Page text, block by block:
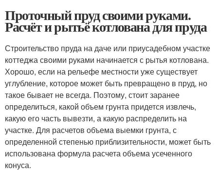
Проточный пруд своими руками.
Расчёт и рытьё котлована для пруда
Строительство пруда на даче или приусадебном участке
коттеджа своими руками начинается с рытья котлована.
Хорошо, если на рельефе местности уже существует
углубление, которое может быть превращено в пруд, но
такое бывает не всегда. Поэтому, стоит заранее
определиться, какой объем грунта придется извлечь,
какую его часть вывезти, а какую распределить на
участке. Для расчетов объема выемки грунта, с
определенной степенью приблизительности, может быть
использована формула расчета объема усеченного
конуса.